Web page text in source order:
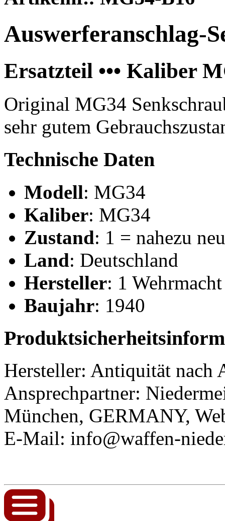
Auswerferanschlag-
Ersatzteil ••• Kaliber
Original MG34
sehr gutem
Technische Daten
Modell: MG34
Kaliber: MG34
Zustand: 1 = nahezu
Land: Deutschland
Hersteller: 1 Wehrmacht
Baujahr: 1940
Hersteller: Antiquität nach
Ansprechpartner:
München, GERMANY,
E-Mail: info@waffen-